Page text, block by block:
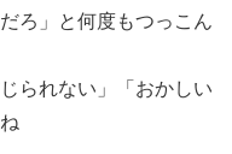
ろ」と何度もつっこん
られない」「おかしい